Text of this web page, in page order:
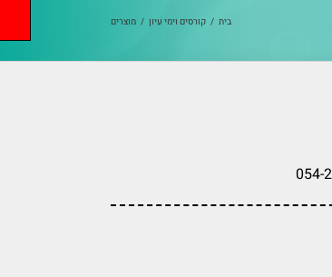
בית / קורסים וימי עיון / מוצרים